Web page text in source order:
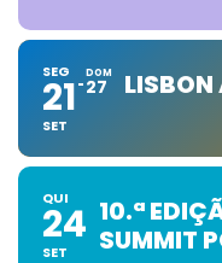
SEG
21
SET
DOM
27 LISBON
QUI
24
SET
10.ª
SUMMIT